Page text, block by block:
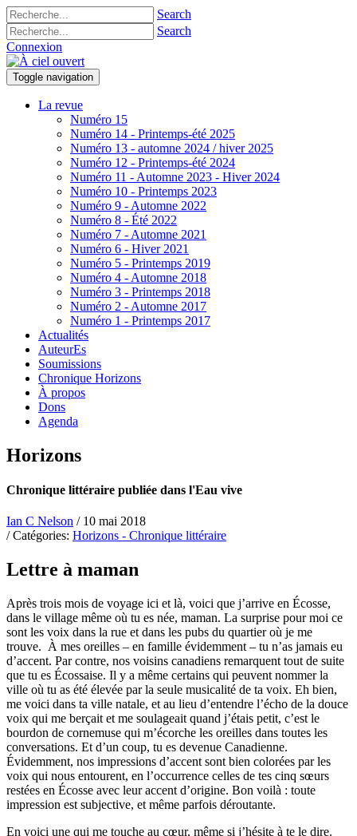
Search
Search
Connexion
Toggle navigation
La revue
Numéro 15
Numéro 14 - Printemps-été 2025
Numéro 13 - automne 2024 / hiver 2025
Numéro 12 - Printemps-été 2024
Numéro 11 - Automne 2023 - Hiver 2024
Numéro 10 - Printemps 2023
Numéro 9 - Automne 2022
Numéro 8 - Été 2022
Numéro 7 - Automne 2021
Numéro 6 - Hiver 2021
Numéro 5 - Printemps 2019
Numéro 4 - Automne 2018
Numéro 3 - Printemps 2018
Numéro 2 - Automne 2017
Numéro 1 - Printemps 2017
Actualités
AuteurEs
Soumissions
Chronique Horizons
À propos
Dons
Agenda
Horizons
Chronique littéraire publiée dans l'Eau vive
Ian C Nelson / 10 mai 2018
/ Catégories: Horizons - Chronique littéraire
Lettre à maman
Après trois mois de voyage ici et là, voici que j’arrive en Écosse,
dans le village même où tu es née, maman. La surprise pour moi ce
sont les voix dans la rue et dans les pubs du quartier où je me
trouve. À mes oreilles – en famille évidemment – tu n’as jamais eu
d’accent. Par contre, nos voisins canadiens remarquent tout de suite
que tu es Écossaise. Il y a même certains qui peuvent nommer la
ville où tu as été élevée par la seule musicalité de ta voix. Eh bien,
me voici dans ta ville natale, et au lieu d’entendre l’écho de la douce
voix qui me berçait et me soulageait quand j’étais petit, c’est le
bourdon de cornemuse qui m’écorche les oreilles dans toutes les
conversations. Et d’un coup, tu es devenue Canadienne.
Évidemment, nos impressions d’accent sont bien colorées par les
voix qui nous entourent, en l’occurrence celles de tes cinq sœurs
restées en Écosse avec leur accent d’origine. Bon voilà : toute
impression est subjective, et même parfois déroutante.
En voici une qui me touche au cœur, même si j’hésite à te le dire.